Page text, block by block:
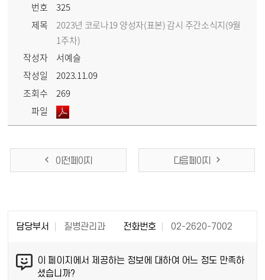
번호
325
제목
2023년 코로나19 양성자(표본) 감시 주간소식지(9월
1주차)
작성자
서예슬
작성일
2023.11.09
조회수
269
파일
이전 페이지 다음 페이지
담당부서 질병관리과 전화번호 02-2620-7002
이 페이지에서 제공하는 정보에 대하여 어느 정도 만족하
셨습니까?